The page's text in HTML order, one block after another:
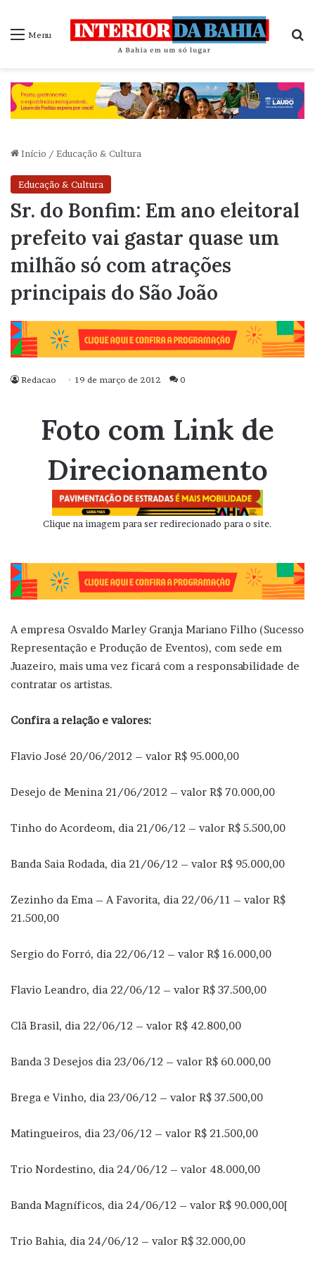
Menu
Início / Educação & Cultura
Educação & Cultura
Sr. do Bonfim: Em ano eleitoral
prefeito vai gastar quase um
milhão só com atrações
principais do São João
Redacao 19 de março de 2012 0
Foto com Link de
Direcionamento
Clique na imagem para ser redirecionado para o site.
A empresa Osvaldo Marley Granja Mariano Filho (Sucesso
Representação e Produção de Eventos), com sede em
Juazeiro, mais uma vez ficará com a responsabilidade de
contratar os artistas.
Confira a relação e valores:
Flavio José 20/06/2012 – valor R$ 95.000,00
Desejo de Menina 21/06/2012 – valor R$ 70.000,00
Tinho do Acordeom, dia 21/06/12 – valor R$ 5.500,00
Banda Saia Rodada, dia 21/06/12 – valor R$ 95.000,00
Zezinho da Ema – A Favorita, dia 22/06/11 – valor R$
21.500,00
Sergio do Forró, dia 22/06/12 – valor R$ 16.000,00
Flavio Leandro, dia 22/06/12 – valor R$ 37.500,00
Clã Brasil, dia 22/06/12 – valor R$ 42.800,00
Banda 3 Desejos dia 23/06/12 – valor R$ 60.000,00
Brega e Vinho, dia 23/06/12 – valor R$ 37.500,00
Matingueiros, dia 23/06/12 – valor R$ 21.500,00
Trio Nordestino, dia 24/06/12 – valor 48.000,00
Banda Magníficos, dia 24/06/12 – valor R$ 90.000,00[
Trio Bahia, dia 24/06/12 – valor R$ 32.000,00